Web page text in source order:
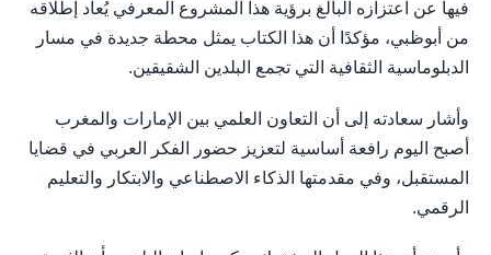
فيها عن اعتزازه البالغ برؤية هذا المشروع المعرفي يُعاد إطلاقه
من أبوظبي، مؤكدًا أن هذا الكتاب يمثل محطة جديدة في مسار
الدبلوماسية الثقافية التي تجمع البلدين الشقيقين.
وأشار سعادته إلى أن التعاون العلمي بين الإمارات والمغرب
أصبح اليوم رافعة أساسية لتعزيز حضور الفكر العربي في قضايا
المستقبل، وفي مقدمتها الذكاء الاصطناعي والابتكار والتعليم
الرقمي.